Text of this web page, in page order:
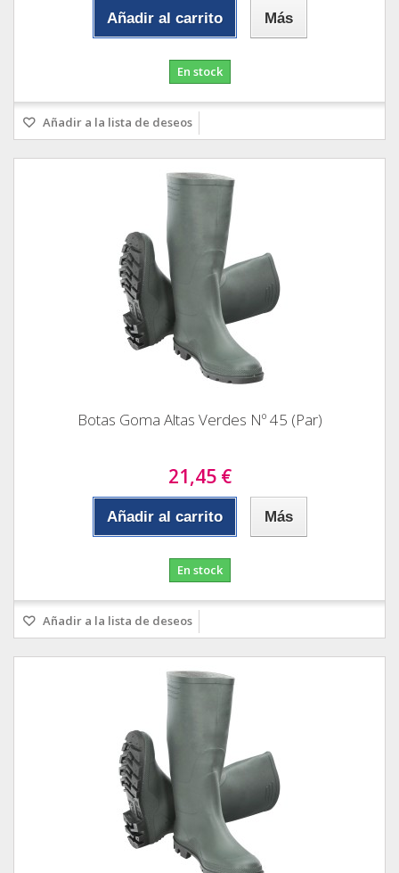
Añadir al carrito Más
En stock
Añadir a la lista de deseos
Botas Goma Altas Verdes Nº 45 (Par)
21,45 €
Añadir al carrito Más
En stock
Añadir a la lista de deseos